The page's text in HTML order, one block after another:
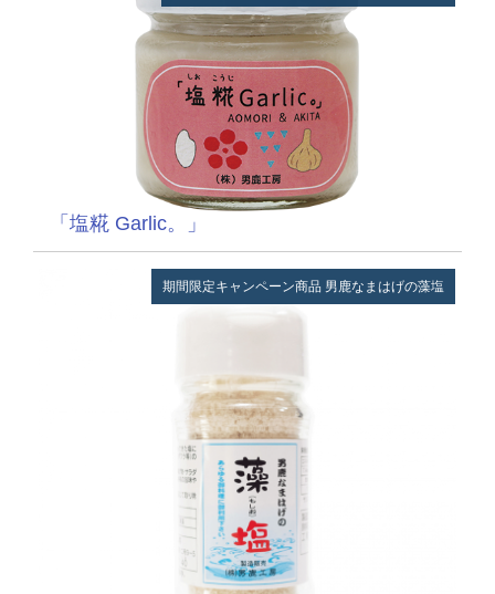
「塩糀 Garlic。」
期間限定キャンペーン商品 男鹿なまはげの藻塩